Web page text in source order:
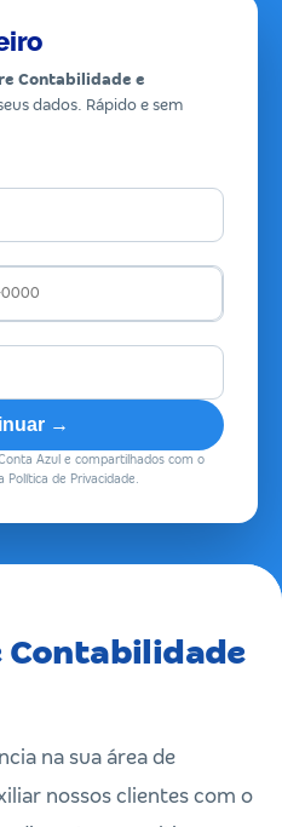
Contabilidade e
dados. Rápido e sem
→
Azul e compartilhados com o
de Privacidade.
Contabilidade
na sua área de
nossos clientes com o